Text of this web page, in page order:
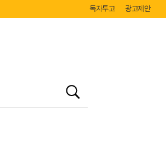
독자투고 광고제안
검
색